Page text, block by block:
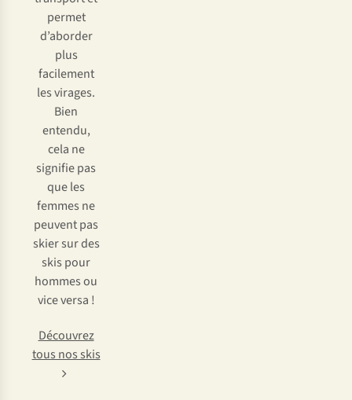
permet
d’aborder
plus
facilement
les virages.
Bien
entendu,
cela ne
signifie pas
que les
femmes ne
peuvent pas
skier sur des
skis pour
hommes ou
vice versa !
Découvrez
tous nos skis